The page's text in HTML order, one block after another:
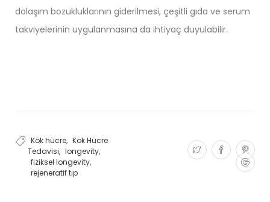
dolaşım bozukluklarının giderilmesi, çeşitli gıda ve serum
takviyelerinin uygulanmasına da ihtiyaç duyulabilir.
Kök hücre, Kök Hücre
Tedavisi, longevity,
fiziksel longevity,
rejeneratif tıp